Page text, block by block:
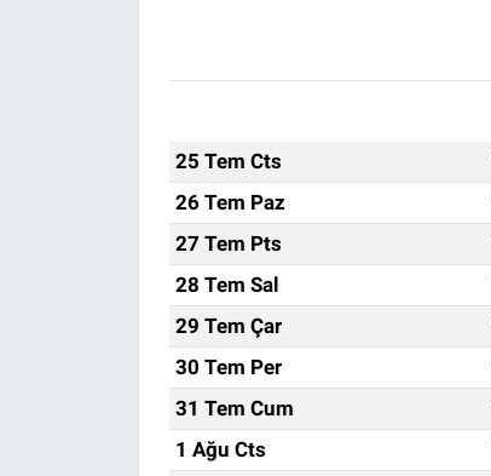
25 Tem Cts
26 Tem Paz
27 Tem Pts
28 Tem Sal
29 Tem Çar
30 Tem Per
31 Tem Cum
1 Ağu Cts